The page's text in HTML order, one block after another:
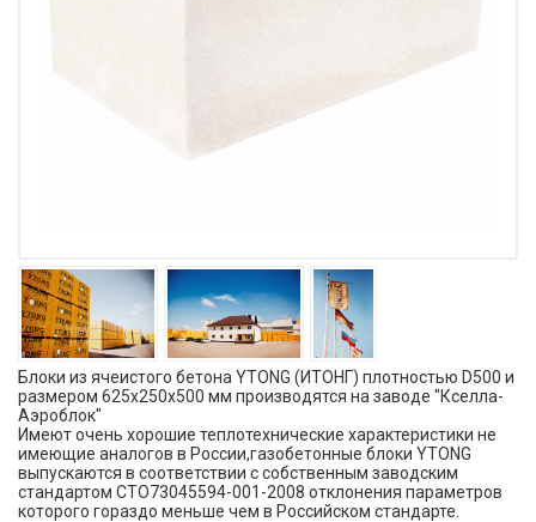
Блоки из ячеистого бетона YTONG (ИТОНГ) плотностью D500 и
размером 625х250х500 мм производятся на заводе "Кселла-
Аэроблок"
Имеют очень хорошие теплотехнические характеристики не
имеющие аналогов в России,газобетонные блоки YTONG
выпускаются в соответствии с собственным заводским
стандартом СТО73045594-001-2008 отклонения параметров
которого гораздо меньше чем в Российском стандарте.